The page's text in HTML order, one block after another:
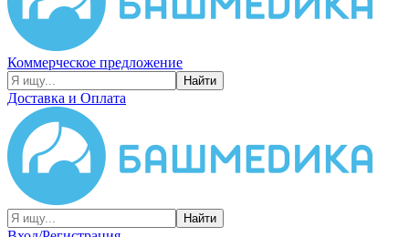
Коммерческое предложение
Найти
Доставка и Оплата
Найти